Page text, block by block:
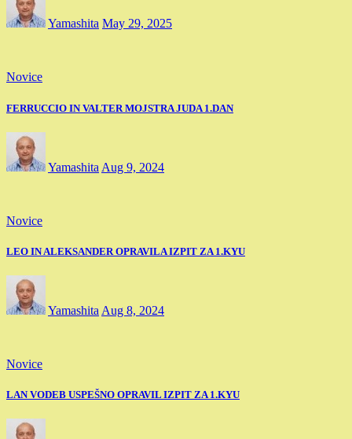
Yamashita May 29, 2025
Novice
FERRUCCIO IN VALTER MOJSTRA JUDA 1.DAN
Yamashita Aug 9, 2024
Novice
LEO IN ALEKSANDER OPRAVILA IZPIT ZA 1.KYU
Yamashita Aug 8, 2024
Novice
LAN VODEB USPEŠNO OPRAVIL IZPIT ZA 1.KYU